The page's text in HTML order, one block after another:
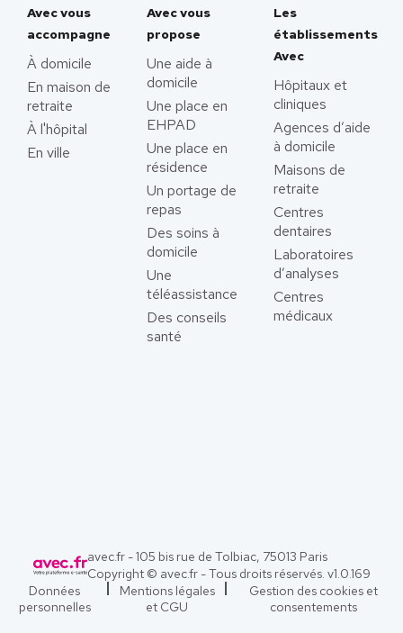
Avec vous
accompagne
À domicile
En maison de
retraite
À l'hôpital
En ville
Avec vous
propose
Une aide à
domicile
Une place en
EHPAD
Une place en
résidence
Un portage de
repas
Des soins à
domicile
Une
téléassistance
Des conseils
santé
Les
établissements
Avec
Hôpitaux et
cliniques
Agences d’aide
à domicile
Maisons de
retraite
Centres
dentaires
Laboratoires
d’analyses
Centres
médicaux
avec.fr - 105 bis rue de Tolbiac, 75013 Paris
Copyright © avec.fr - Tous droits réservés. v1.0.169
Données
personnelles
Mentions légales
et CGU
Gestion des cookies et
consentements